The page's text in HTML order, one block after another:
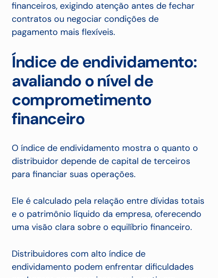
financeiros, exigindo atenção antes de fechar
contratos ou negociar condições de
pagamento mais flexíveis.
Índice de endividamento:
avaliando o nível de
comprometimento
financeiro
O índice de endividamento mostra o quanto o
distribuidor depende de capital de terceiros
para financiar suas operações.
Ele é calculado pela relação entre dívidas totais
e o patrimônio líquido da empresa, oferecendo
uma visão clara sobre o equilíbrio financeiro.
Distribuidores com alto índice de
endividamento podem enfrentar dificuldades